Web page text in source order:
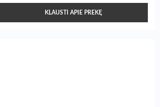
KLAUSTI APIE PREKĘ